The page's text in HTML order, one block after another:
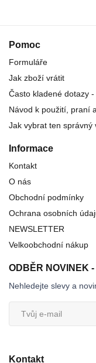
Pomoc
Formuláře
Jak zboží vrátit
Často kladené dotazy -
Návod k použití, praní
Jak vybrat ten správný
Informace
Kontakt
O nás
Obchodní podmínky
Ochrana osobních
NEWSLETTER
Velkoobchodní nákup
ODBĚR NOVINEK
Nehledejte slevy a
Kontakt